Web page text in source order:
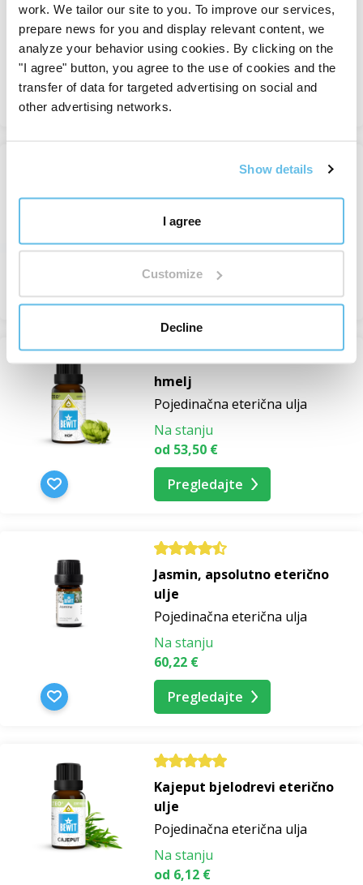
work. We tailor our site to you. To improve our services,
prepare news for you and display relevant content, we
analyze your behavior using cookies. By clicking on the
"I agree" button, you agree to the use of cookies and the
transfer of data for targeted advertising on social and
other advertising networks.
Show details
I agree
Customize
Decline
Pojedinačna eterična ulja
Na stanju
od 4,60 €
Pregledajte
od 3,09 €4,65 €
hmelj
Pojedinačna eterična ulja
Na stanju
od 53,50 €
Pregledajte
Jasmin, apsolutno eterično
ulje
Pojedinačna eterična ulja
Na stanju
60,22 €
Pregledajte
Kajeput bjelodrevi eterično
ulje
Pojedinačna eterična ulja
Na stanju
od 6,12 €